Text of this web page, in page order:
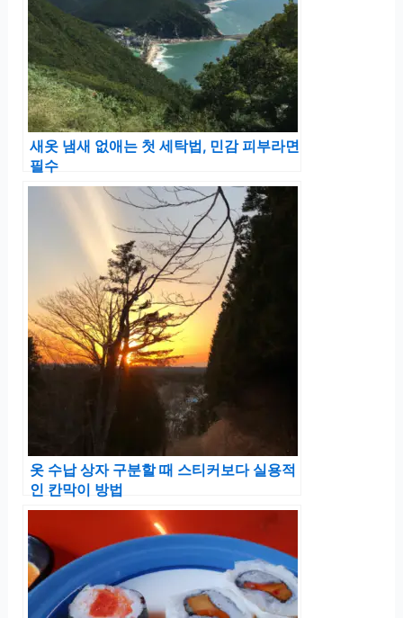
새옷 냄새 없애는 첫 세탁법, 민감 피부라면
필수
옷 수납 상자 구분할 때 스티커보다 실용적
인 칸막이 방법